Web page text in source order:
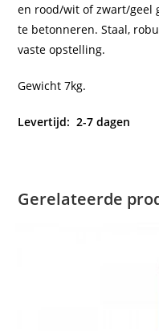
en rood/wit of zwart/geel
te betonneren. Staal,
vaste opstelling.
Gewicht 7kg.
Levertijd: 2-7 dagen
Gerelateerde